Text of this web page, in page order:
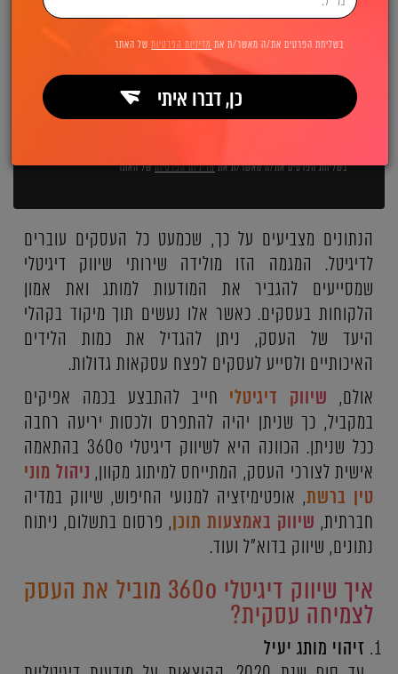
בשליחת הפרטים את/ה מאשר/ת אתמדיניות הפרטיותשל האתר
הנתונים מצביעים על כך, שכמעט כל העסקים עוברים
לדיגיטל. המגמה הזו מולידה שירותי שיווק דיגיטלי
שמסייעים להגביר את המודעות למותג ואת אמון
הלקוחות בעסקים. כאשר אלו נעשים תוך מיקוד בקהלי
היעד של העסק, ניתן להגדיל את כמות הלידים
האיכותיים ולסייע לעסקים לפצח עסקאות גדולות.
אולם, שיווק דיגיטלי חייב להתבצע בכמה אפיקים
במקביל, כך שניתן יהיה להתפרס ולכסות יריעה רחבה
ככל שניתן. הכוונה היא לשיווק דיגיטלי 360o בהתאמה
אישית לצורכי העסק, המתייחס למיתוג מקוון, ניהול מוני
טין ברשת, אופטימיזציה למנועי החיפוש, שיווק במדיה
חברתית, שיווק באמצעות תוכן, פרסום בתשלום, ניתוח
נתונים, שיווק בדוא"ל ועוד.
איך שיווק דיגיטלי 360o מוביל את העסק
לצמיחה עסקית?
זיהוי מותג יעיל
בשליחת הפרטים את/ה מאשר/ת את מדיניות הפרטיותשל האתר
כן, דברו איתי